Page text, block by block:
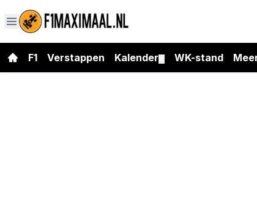
F1 Verstappen Kalender WK-stand